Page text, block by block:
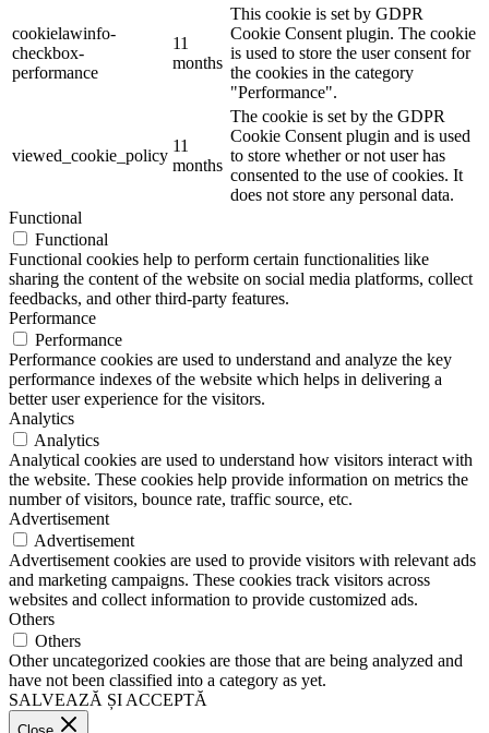
cookielawinfo-
checkbox-
performance
11
months
This cookie is set by GDPR
Cookie Consent plugin. The cookie
is used to store the user consent for
the cookies in the category
"Performance".
viewed_cookie_policy
11
months
The cookie is set by the GDPR
Cookie Consent plugin and is used
to store whether or not user has
consented to the use of cookies. It
does not store any personal data.
Functional
Functional
Functional cookies help to perform certain functionalities like
sharing the content of the website on social media platforms, collect
feedbacks, and other third-party features.
Performance
Performance
Performance cookies are used to understand and analyze the key
performance indexes of the website which helps in delivering a
better user experience for the visitors.
Analytics
Analytics
Analytical cookies are used to understand how visitors interact with
the website. These cookies help provide information on metrics the
number of visitors, bounce rate, traffic source, etc.
Advertisement
Advertisement
Advertisement cookies are used to provide visitors with relevant ads
and marketing campaigns. These cookies track visitors across
websites and collect information to provide customized ads.
Others
Others
Other uncategorized cookies are those that are being analyzed and
have not been classified into a category as yet.
SALVEAZĂ ȘI ACCEPTĂ